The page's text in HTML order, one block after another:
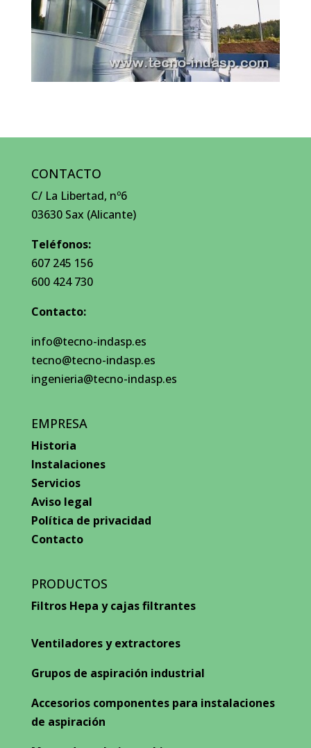
CONTACTO
C/ La Libertad, nº6
03630 Sax (Alicante)
Teléfonos:
607 245 156
600 424 730
Contacto:
info@tecno-indasp.es
tecno@tecno-indasp.es
ingenieria@tecno-indasp.es
EMPRESA
Historia
Instalaciones
Servicios
Aviso legal
Política de privacidad
Contacto
PRODUCTOS
Filtros Hepa y cajas filtrantes
Ventiladores y extractores
Grupos de aspiración industrial
Accesorios componentes para instalaciones
de aspiración